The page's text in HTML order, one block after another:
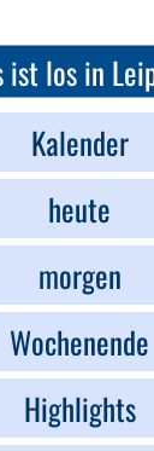
ist los in
Kalender
heute
morgen
Wochenende
Highlights